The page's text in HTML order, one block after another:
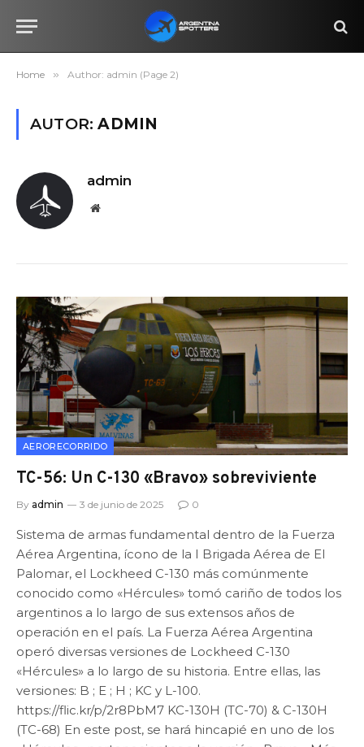
Home » Author: admin (Page 2)
AUTOR:ADMIN
admin
Website
AERORECORRIDO
TC-56: Un C-130 «Bravo» sobreviviente
By admin 3 de junio de 2025 0
Sistema de armas fundamental dentro de la Fuerza
Aérea Argentina, ícono de la I Brigada Aérea de El
Palomar, el Lockheed C-130 más comúnmente
conocido como «Hércules» tomó cariño de todos los
argentinos a lo largo de sus extensos años de
operación en el país. La Fuerza Aérea Argentina
operó diversas versiones de Lockheed C-130
«Hércules» a lo largo de su historia. Entre ellas, las
versiones: B ; E ; H ; KC y L-100.
https://flic.kr/p/2r8PbM7 KC-130H (TC-70) & C-130H
(TC-68) En este post, se hará hincapié en uno de los